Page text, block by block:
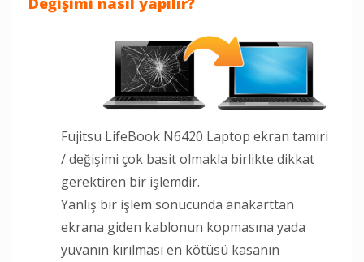
Fujitsu LifeBook N6420 Laptop ekran tamiri
/ değişimi çok basit olmakla birlikte dikkat
gerektiren bir işlemdir.
Yanlış bir işlem sonucunda anakarttan
ekrana giden kablonun kopmasına yada
yuvanın kırılması en kötüsü kasanın